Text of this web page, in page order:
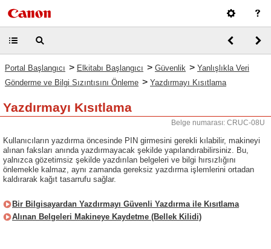
Portal Başlangıcı > Elkitabı Başlangıcı > Güvenlik > Yanlışlıkla Veri
Gönderme ve Bilgi Sızıntısını Önleme > Yazdırmayı Kısıtlama
Yazdırmayı Kısıtlama
Belge numarası: CRUC-08U
Kullanıcıların yazdırma öncesinde PIN girmesini gerekli kılabilir, makineyi
alınan faksları anında yazdırmayacak şekilde yapılandırabilirsiniz. Bu,
yalnızca gözetimsiz şekilde yazdırılan belgeleri ve bilgi hırsızlığını
önlemekle kalmaz, aynı zamanda gereksiz yazdırma işlemlerini ortadan
kaldırarak kağıt tasarrufu sağlar.
Bir Bilgisayardan Yazdırmayı Güvenli Yazdırma ile Kısıtlama
Alınan Belgeleri Makineye Kaydetme (Bellek Kilidi)